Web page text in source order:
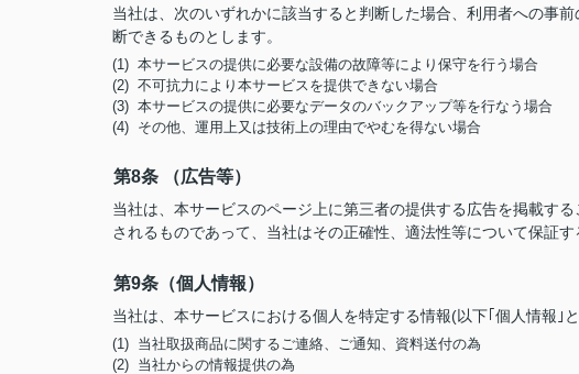
当社は、次のいずれかに該当すると判断した場合、利用者への事
断できるものとします。
(1) 本サービスの提供に必要な設備の故障等により保守を行う場合
(2) 不可抗力により本サービスを提供できない場合
(3) 本サービスの提供に必要なデータのバックアップ等を行なう場合
(4) その他、運用上又は技術上の理由でやむを得ない場合
第8条 （広告等）
当社は、本サービスのページ上に第三者の提供する広告を掲載す
されるものであって、当社はその正確性、適法性等について保証
第9条（個人情報）
当社は、本サービスにおける個人を特定する情報(以下｢個人情報｣
(1) 当社取扱商品に関するご連絡、ご通知、資料送付の為
(2) 当社からの情報提供の為